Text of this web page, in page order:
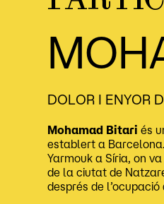
DOLOR I ENYOR
Mohamad Bitari és
establert a
Yarmouk a Síria, on
de la ciutat de
després de